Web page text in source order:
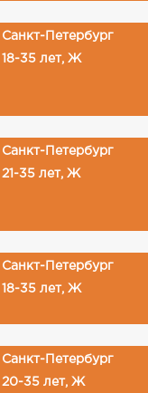
Санкт-Петербург
18-35 лет, Ж
Санкт-Петербург
21-35 лет, Ж
Санкт-Петербург
18-35 лет, Ж
Санкт-Петербург
20-35 лет, Ж